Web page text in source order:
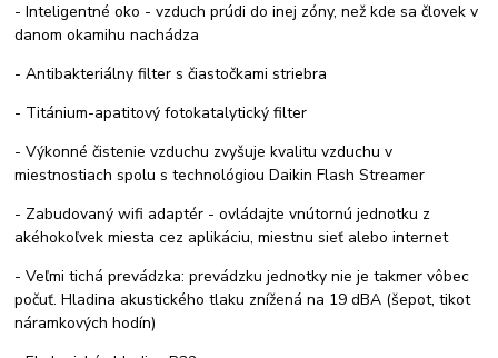
- Inteligentné oko - vzduch prúdi do inej zóny, než kde sa človek v
danom okamihu nachádza
- Antibakteriálny filter s čiastočkami striebra
- Titánium-apatitový fotokatalytický filter
- Výkonné čistenie vzduchu zvyšuje kvalitu vzduchu v
miestnostiach spolu s technológiou Daikin Flash Streamer
- Zabudovaný wifi adaptér - ovládajte vnútornú jednotku z
akéhokoľvek miesta cez aplikáciu, miestnu sieť alebo internet
- Veľmi tichá prevádzka: prevádzku jednotky nie je takmer vôbec
počuť. Hladina akustického tlaku znížená na 19 dBA (šepot, tikot
náramkových hodín)